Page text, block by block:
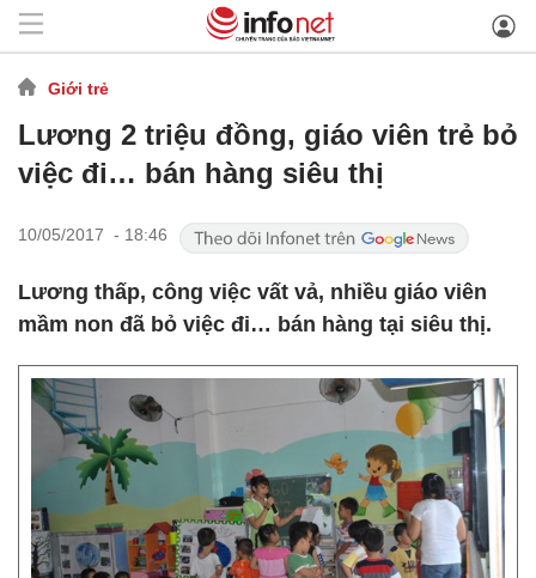
Giới trẻ
Lương 2 triệu đồng, giáo viên trẻ bỏ
việc đi… bán hàng siêu thị
10/05/2017 - 18:46
Lương thấp, công việc vất vả, nhiều giáo viên
mầm non đã bỏ việc đi… bán hàng tại siêu thị.